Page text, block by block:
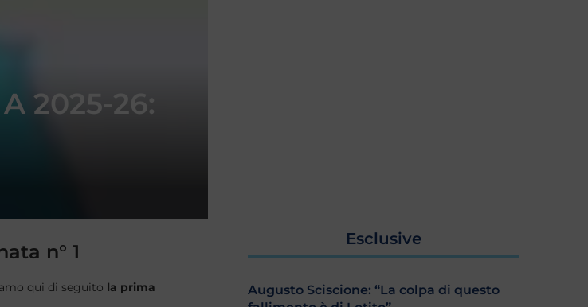
2025-26:
n° 1
qui di seguito la prima
Esclusive
Augusto Sciscione: “La colpa di questo